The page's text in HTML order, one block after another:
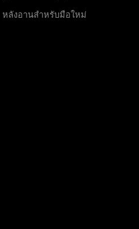
หลังอานสำหรับมือใหม่